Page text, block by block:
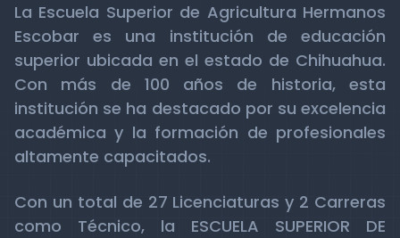
La Escuela Superior de Agricultura Hermanos
Escobar es una institución de educación
superior ubicada en el estado de Chihuahua.
Con más de 100 años de historia, esta
institución se ha destacado por su excelencia
académica y la formación de profesionales
altamente capacitados.
Con un total de 27 Licenciaturas y 2 Carreras
como Técnico, la ESCUELA SUPERIOR DE